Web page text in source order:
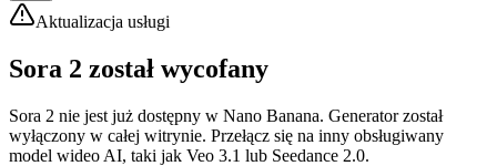
Aktualizacja usługi
Sora 2 został wycofany
Sora 2 nie jest już dostępny w Nano Banana. Generator został
wyłączony w całej witrynie. Przełącz się na inny obsługiwany
model wideo AI, taki jak Veo 3.1 lub Seedance 2.0.